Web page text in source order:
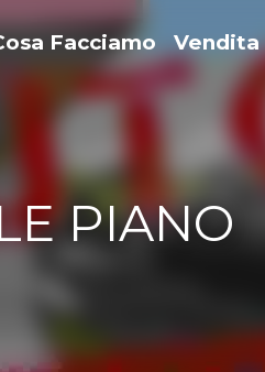
Facciamo Vendita
PIANO